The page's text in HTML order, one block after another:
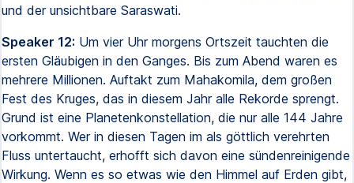
und der unsichtbare Saraswati.
Speaker 12: Um vier Uhr morgens Ortszeit tauchten die
ersten Gläubigen in den Ganges. Bis zum Abend waren es
mehrere Millionen. Auftakt zum Mahakomila, dem großen
Fest des Kruges, das in diesem Jahr alle Rekorde sprengt.
Grund ist eine Planetenkonstellation, die nur alle 144 Jahre
vorkommt. Wer in diesen Tagen im als göttlich verehrten
Fluss untertaucht, erhofft sich davon eine sündenreinigende
Wirkung. Wenn es so etwas wie den Himmel auf Erden gibt,